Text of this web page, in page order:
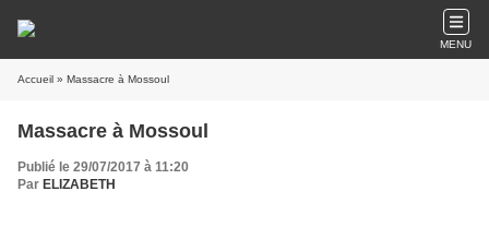
MENU
Accueil » Massacre à Mossoul
Massacre à Mossoul
Publié le 29/07/2017 à 11:20
Par ELIZABETH